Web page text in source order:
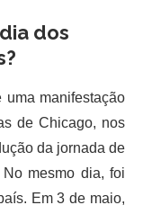
dos
manifestação
de Chicago, nos
da jornada de
mesmo dia, foi
Em 3 de maio,